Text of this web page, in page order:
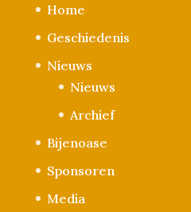
Home
Geschiedenis
Nieuws
Nieuws
Archief
Bijenoase
Sponsoren
Media